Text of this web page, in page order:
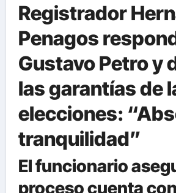
Registrador
Penagos
Gustavo Petro y
las garantías de
elecciones:
tranquilidad”
El funcionario
proceso cuenta con